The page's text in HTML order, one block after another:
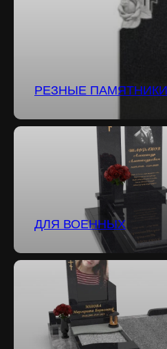
РЕЗНЫЕ ПАМЯТНИКИ
ДЛЯ ВОЕННЫХ